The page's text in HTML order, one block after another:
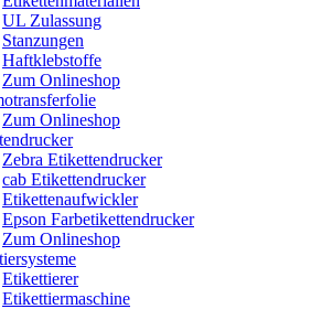
UL Zulassung
Stanzungen
Haftklebstoffe
Zum Onlineshop
Zum Onlineshop
Zebra Etikettendrucker
cab Etikettendrucker
Etikettenaufwickler
Epson Farbetikettendrucker
Zum Onlineshop
Etikettierer
Etikettiermaschine